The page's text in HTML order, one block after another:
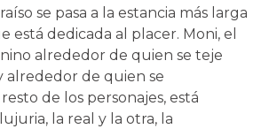
se pasa a la estancia más larga
está dedicada al placer. Moni, el
alrededor de quien se teje
alrededor de quien se
de los personajes, está
la real y la otra, la